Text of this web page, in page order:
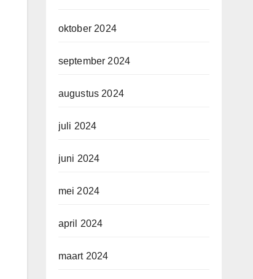
oktober 2024
september 2024
augustus 2024
juli 2024
juni 2024
mei 2024
april 2024
maart 2024